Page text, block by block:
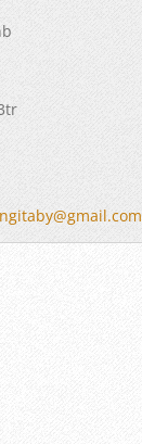
itaby@gmail.com